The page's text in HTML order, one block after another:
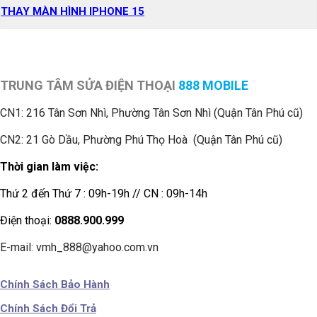
THAY MÀN HÌNH IPHONE 15
TRUNG TÂM SỬA ĐIỆN THOẠI 888 MOBILE
CN1: 216 Tân Sơn Nhì, Phường Tân Sơn Nhì (Quận Tân Phú cũ)
CN2: 21 Gò Dầu, Phường Phú Thọ Hoà (Quận Tân Phú cũ)
Thời gian làm việc:
Thứ 2 đến Thứ 7 : 09h-19h // CN : 09h-14h
Điện thoại: 0888.900.999
E-mail: vmh_888@yahoo.com.vn
Chính Sách Bảo Hành
Chính Sách Đổi Trả